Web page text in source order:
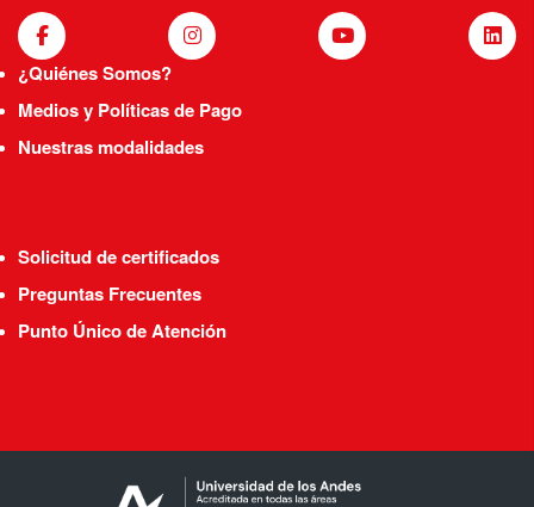
¿Quiénes Somos?
Medios y Políticas de Pago
Nuestras modalidades
Solicitud de certificados
Preguntas Frecuentes
Punto Único de Atención